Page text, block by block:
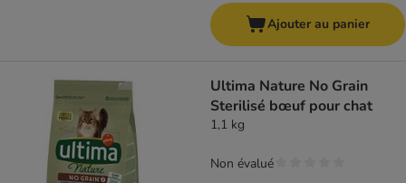
Ajouter au panier
Ultima Nature No Grain
Sterilisé bœuf pour chat
1,1 kg
Non évalué